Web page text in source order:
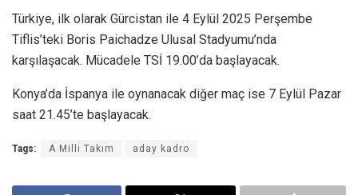
Türkiye, ilk olarak Gürcistan ile 4 Eylül 2025 Perşembe
Tiflis’teki Boris Paichadze Ulusal Stadyumu’nda
karşılaşacak. Mücadele TSİ 19.00’da başlayacak.
Konya’da İspanya ile oynanacak diğer maç ise 7 Eylül Pazar
saat 21.45’te başlayacak.
Tags: A Milli Takım aday kadro